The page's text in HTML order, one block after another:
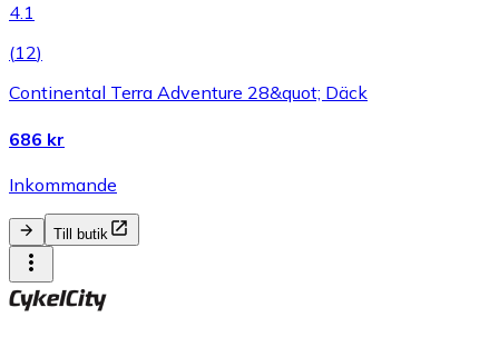
4.1
(12)
Continental Terra Adventure 28&quot; Däck
686 kr
Inkommande
Till butik